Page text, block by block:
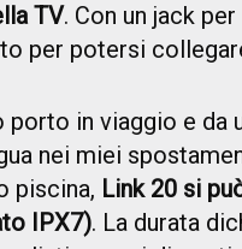
TV. Con un jack
per potersi
in viaggio e da
nei miei
piscina, Link 20 si
IPX7). La durata